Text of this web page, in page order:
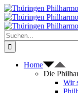
Zum
Inhalt
springen
Suche
nach:
Home
Die
Wir